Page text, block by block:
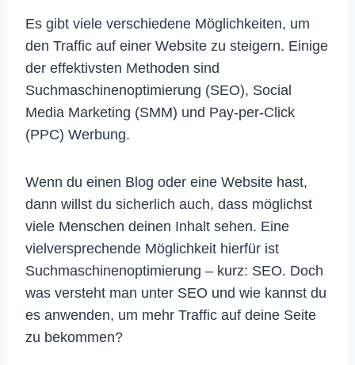
Es gibt viele verschiedene Möglichkeiten, um
den Traffic auf einer Website zu steigern. Einige
der effektivsten Methoden sind
Suchmaschinenoptimierung (SEO), Social
Media Marketing (SMM) und Pay-per-Click
(PPC) Werbung.
Wenn du einen Blog oder eine Website hast,
dann willst du sicherlich auch, dass möglichst
viele Menschen deinen Inhalt sehen. Eine
vielversprechende Möglichkeit hierfür ist
Suchmaschinenoptimierung – kurz: SEO. Doch
was versteht man unter SEO und wie kannst du
es anwenden, um mehr Traffic auf deine Seite
zu bekommen?